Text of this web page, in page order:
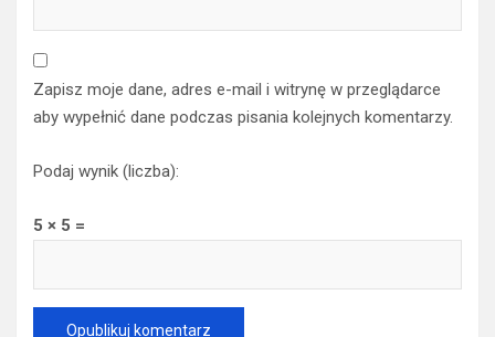
Zapisz moje dane, adres e-mail i witrynę w przeglądarce
aby wypełnić dane podczas pisania kolejnych komentarzy.
Podaj wynik (liczba):
5 × 5 =